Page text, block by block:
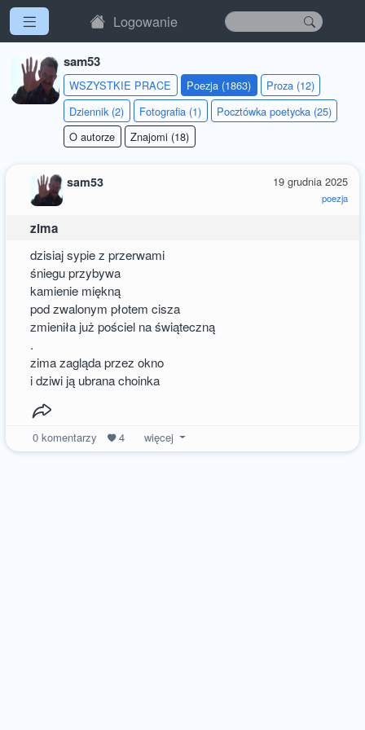
Logowanie
sam53
WSZYSTKIE PRACE Poezja (1863)
Proza (12)
Dziennik (2)
Fotografia (1)
Pocztówka poetycka (25)
O autorze
Znajomi (18)
19 grudnia 2025
poezja
sam53
zima
dzisiaj sypie z przerwami
śniegu przybywa
kamienie miękną
pod zwalonym płotem cisza
zmieniła już pościel na świąteczną
.
zima zagląda przez okno
i dziwi ją ubrana choinka
0komentarzy 4 więcej